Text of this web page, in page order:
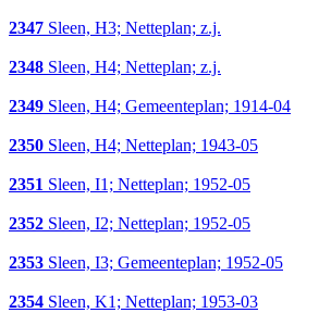
2347 Sleen, H3; Netteplan; z.j.
2348 Sleen, H4; Netteplan; z.j.
2349 Sleen, H4; Gemeenteplan; 1914-04
2350 Sleen, H4; Netteplan; 1943-05
2351 Sleen, I1; Netteplan; 1952-05
2352 Sleen, I2; Netteplan; 1952-05
2353 Sleen, I3; Gemeenteplan; 1952-05
2354 Sleen, K1; Netteplan; 1953-03